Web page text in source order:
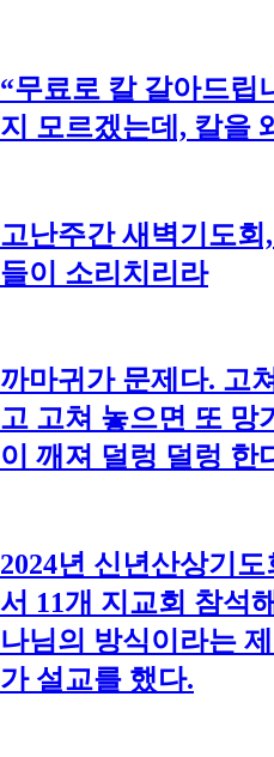
“무료로 칼 갈아드립
지 모르겠는데, 칼을
고난주간 새벽기도
들이 소리치리라
까마귀가 문제다. 고
고 고쳐 놓으면 또 망
이 깨져 덜렁 덜렁 한
2024년 신년산상기
서 11개 지교회 참석
나님의 방식이라는
가 설교를 했다.